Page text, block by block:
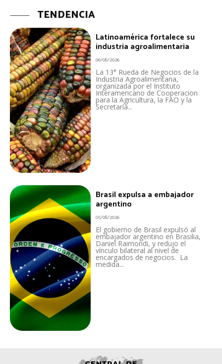
TENDENCIA
Latinoamérica fortalece su
industria agroalimentaria
06/08/2026
La 13° Rueda de Negocios de la
Industria Agroalimentaria,
organizada por el Instituto
Interamericano de Cooperacion
para la Agricultura, la FAO y la
Secretaría...
Brasil expulsa a embajador
argentino
05/08/2026
El gobierno de Brasil expulsó al
embajador argentino en Brasilia,
Daniel Raimondi, y redujo el
vínculo bilateral al nivel de
encargados de negocios. La
medida...